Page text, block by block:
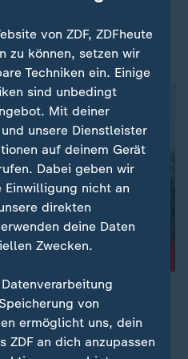
Außerdem gehe es auch
das eigentlich ans
Vormann.
US-Präsident Donald
Menschenverstandes"
von ZDF, ZDFheute
zu können, setzen wir
Techniken ein. Einige
sind unbedingt
Mit deiner
unsere Dienstleister
auf deinem Gerät
Dabei geben wir
Einwilligung nicht an
direkten
deine Daten
Zwecken.
von
ermöglicht uns, dein
ZDF an dich anzupassen